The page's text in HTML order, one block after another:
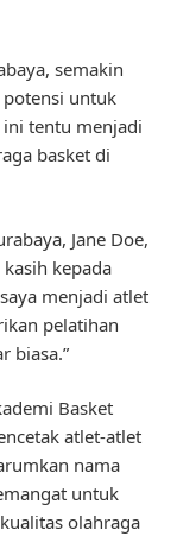
semakin
untuk
tentu menjadi
basket di
Jane Doe,
kepada
menjadi atlet
pelatihan
biasa.”
Basket
atlet-atlet
nama
untuk
olahraga